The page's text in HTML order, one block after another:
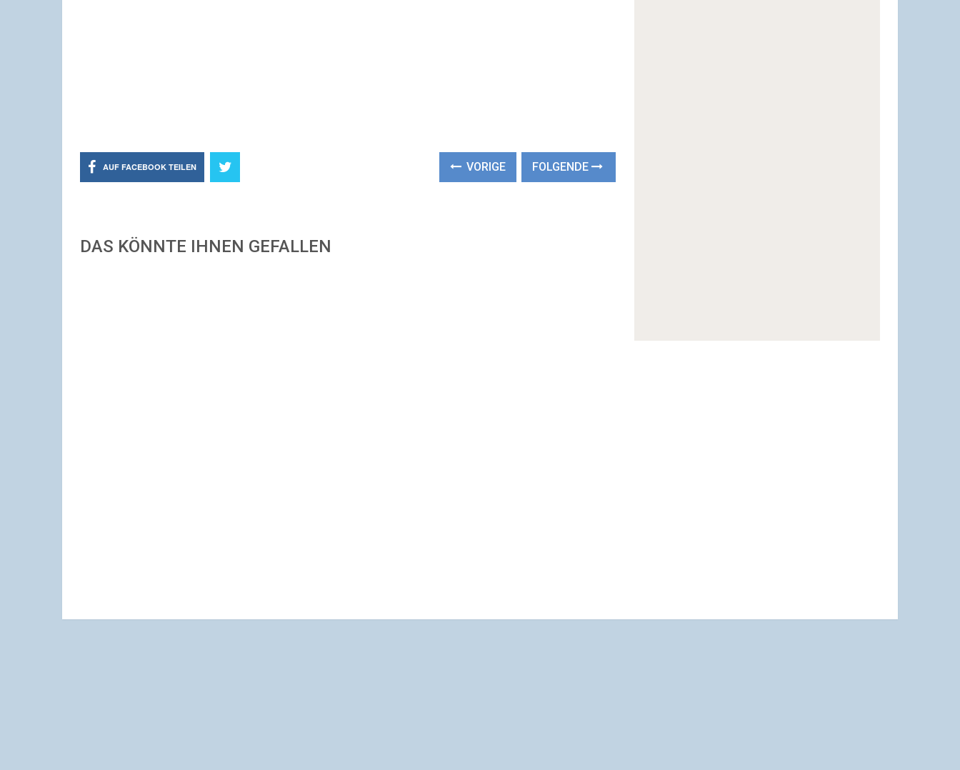
AUF FACEBOOK TEILEN VORIGE FOLGENDE
DAS KÖNNTE IHNEN GEFALLEN